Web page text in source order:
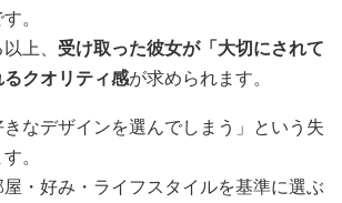
。
上、 受け取った彼女が「大切にされて
クオリティ感が求められます。
なデザインを選んでしまう」という失
。
・好み・ライフスタイルを基準に選ぶ